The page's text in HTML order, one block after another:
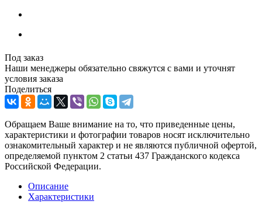
Под заказ
Наши менеджеры обязательно свяжутся с вами и уточнят
условия заказа
Поделиться
Обращаем Ваше внимание на то, что приведенные цены,
характеристики и фотографии товаров носят исключительно
ознакомительный характер и не являются публичной офертой,
определяемой пунктом 2 статьи 437 Гражданского кодекса
Российской Федерации.
Описание
Характеристики